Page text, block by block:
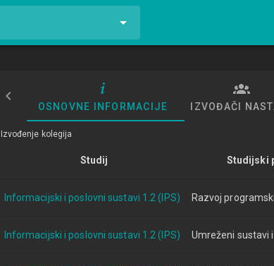
OSNOVNE INFORMACIJE IZVOĐAČI
Izvođenje kolegija
Studij Studijski
Informacijski i poslovni sustavi 1.2 (IPS) Razvoj
Informacijski i poslovni sustavi 1.2 (IPS) Umreženi sustavi